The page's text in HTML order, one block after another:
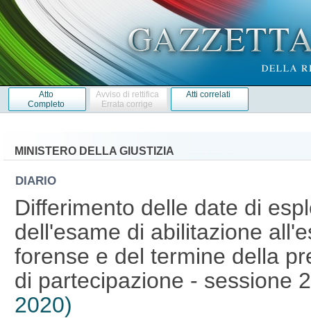
Atto
Completo
Avviso di rettifica
Errata corrige
Atti correlati
MINISTERO DELLA GIUSTIZIA
DIARIO
Differimento delle date di
dell'esame di abilitazione
forense e del termine della
di partecipazione - sessione
2020)